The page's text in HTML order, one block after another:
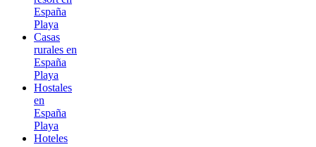
España
Playa
Casas
rurales en
España
Playa
Hostales
en
España
Playa
Hoteles